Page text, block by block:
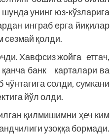
унинг юз-кўзларига
инграб ерга йиқилар
сезмай қолди.
Хавфсиз жойга етгач,
банк карталари ва
солди, сумкани
йўл олди.
қилмишимни ҳеч ким
узоққа бормади.